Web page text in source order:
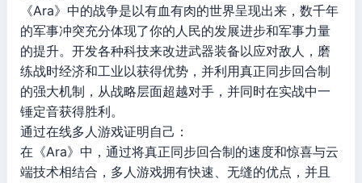
《Ara》中的战争是以有血有肉的世界呈现出来，数千年
的军事冲突充分体现了你的人民的发展进步和军事力量
的提升。开发各种科技来改进武器装备以应对敌人，磨
练战时经济和工业以获得优势，并利用真正同步回合制
的强大机制，从战略层面超越对手，并同时在实战中一
锤定音获得胜利。
通过在线多人游戏证明自己：
在《Ara》中，通过将真正同步回合制的速度和惊喜与云
端技术相结合，多人游戏拥有快速、无缝的优点，并且